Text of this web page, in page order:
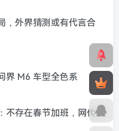
，外界猜测或有代言合
界 M6 车型全色系
存在春节加班，网传 3